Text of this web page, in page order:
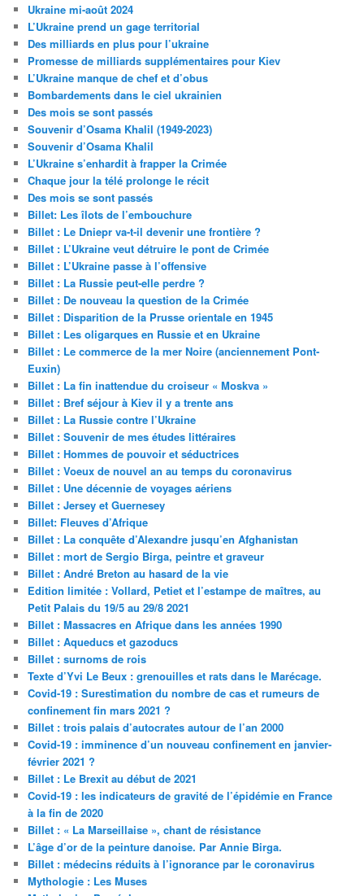
Ukraine mi-août 2024
L’Ukraine prend un gage territorial
Des milliards en plus pour l’ukraine
Promesse de milliards supplémentaires pour Kiev
L’Ukraine manque de chef et d’obus
Bombardements dans le ciel ukrainien
Des mois se sont passés
Souvenir d’Osama Khalil (1949-2023)
Souvenir d’Osama Khalil
L’Ukraine s’enhardit à frapper la Crimée
Chaque jour la télé prolonge le récit
Des mois se sont passés
Billet: Les îlots de l’embouchure
Billet : Le Dniepr va-t-il devenir une frontière ?
Billet : L’Ukraine veut détruire le pont de Crimée
Billet : L’Ukraine passe à l’offensive
Billet : La Russie peut-elle perdre ?
Billet : De nouveau la question de la Crimée
Billet : Disparition de la Prusse orientale en 1945
Billet : Les oligarques en Russie et en Ukraine
Billet : Le commerce de la mer Noire (anciennement Pont-
Euxin)
Billet : La fin inattendue du croiseur « Moskva »
Billet : Bref séjour à Kiev il y a trente ans
Billet : La Russie contre l’Ukraine
Billet : Souvenir de mes études littéraires
Billet : Hommes de pouvoir et séductrices
Billet : Voeux de nouvel an au temps du coronavirus
Billet : Une décennie de voyages aériens
Billet : Jersey et Guernesey
Billet: Fleuves d’Afrique
Billet : La conquête d’Alexandre jusqu’en Afghanistan
Billet : mort de Sergio Birga, peintre et graveur
Billet : André Breton au hasard de la vie
Edition limitée : Vollard, Petiet et l’estampe de maîtres, au
Petit Palais du 19/5 au 29/8 2021
Billet : Massacres en Afrique dans les années 1990
Billet : Aqueducs et gazoducs
Billet : surnoms de rois
Texte d’Yvi Le Beux : grenouilles et rats dans le Marécage.
Covid-19 : Surestimation du nombre de cas et rumeurs de
confinement fin mars 2021 ?
Billet : trois palais d’autocrates autour de l’an 2000
Covid-19 : imminence d’un nouveau confinement en janvier-
février 2021 ?
Billet : Le Brexit au début de 2021
Covid-19 : les indicateurs de gravité de l’épidémie en France
à la fin de 2020
Billet : « La Marseillaise », chant de résistance
L’âge d’or de la peinture danoise. Par Annie Birga.
Billet : médecins réduits à l’ignorance par le coronavirus
Mythologie : Les Muses